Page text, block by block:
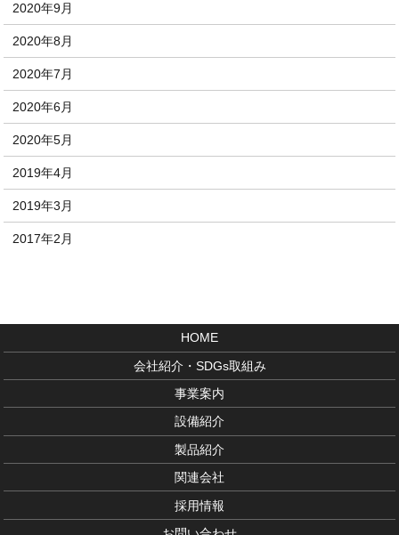
2020年9月
2020年8月
2020年7月
2020年6月
2020年5月
2019年4月
2019年3月
2017年2月
HOME
会社紹介・SDGs取組み
事業案内
設備紹介
製品紹介
関連会社
採用情報